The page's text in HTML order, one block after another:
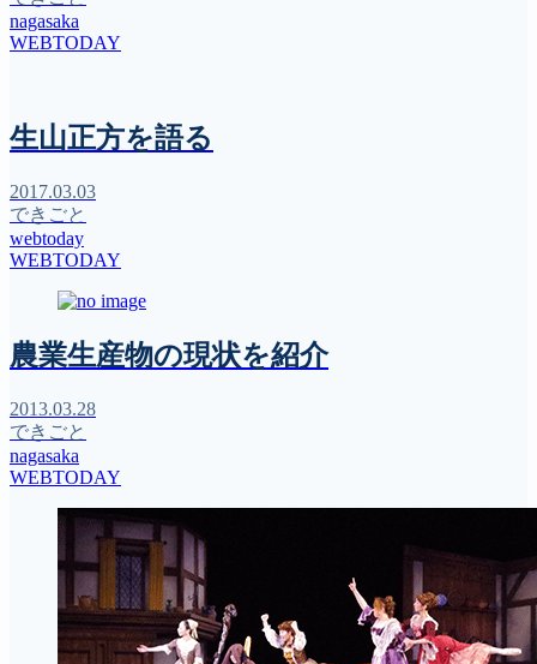
nagasaka
WEBTODAY
生山正方を語る
2017.03.03
できごと
webtoday
WEBTODAY
農業生産物の現状を紹介
2013.03.28
できごと
nagasaka
WEBTODAY